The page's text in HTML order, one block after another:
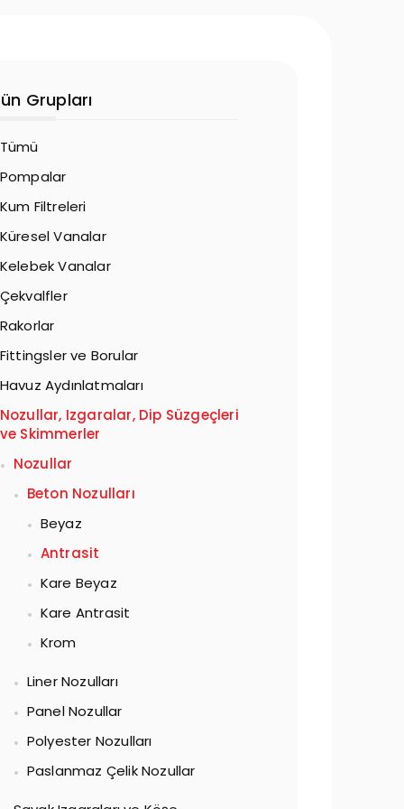
Grupları
Tümü
Pompalar
Kum Filtreleri
Küresel Vanalar
Kelebek Vanalar
Çekvalfler
Rakorlar
Fittingsler ve Borular
Havuz Aydınlatmaları
Nozullar, Izgaralar, Dip Süzgeçleri
ve Skimmerler
Nozullar
Beton Nozulları
Beyaz
Antrasit
Kare Beyaz
Kare Antrasit
Krom
Liner Nozulları
Panel Nozullar
Polyester Nozulları
Paslanmaz Çelik Nozullar